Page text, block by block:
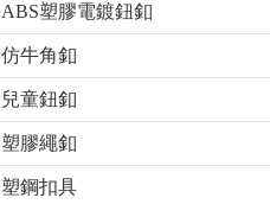
ABS塑膠電鍍鈕釦
仿牛角釦
兒童鈕釦
塑膠繩釦
塑鋼扣具